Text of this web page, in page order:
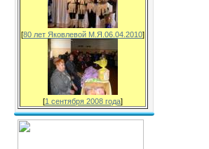
[80 лет Яковлевой М.Я.06.04.2010]
[1 сентября 2008 года]